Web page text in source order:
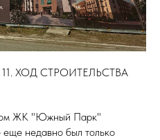
ХОД СТРОИТЕЛЬСТВА
ЖК "Южный Парк"
еще недавно был только